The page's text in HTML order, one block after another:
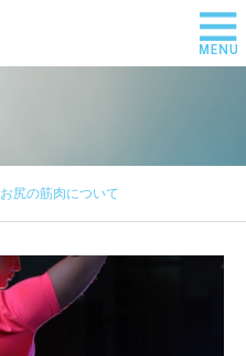
お尻の筋肉について